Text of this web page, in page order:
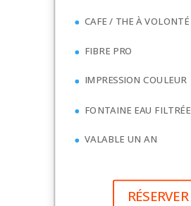
CAFE / THE À VOLONTÉ
FIBRE PRO
IMPRESSION COULEUR
FONTAINE EAU FILTRÉE
VALABLE UN AN
RÉSERVER